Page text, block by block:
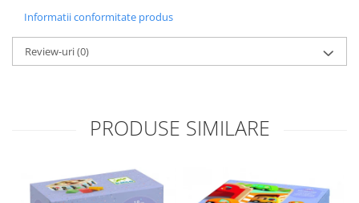
Informatii conformitate produs
Review-uri(0)
PRODUSE SIMILARE